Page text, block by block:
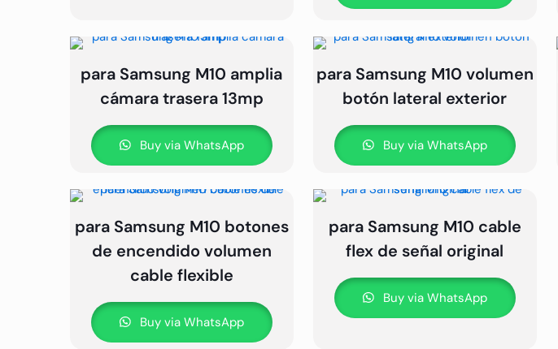
para Samsung M10 amplia
cámara trasera 13mp
Buy via WhatsApp
para Samsung M10 volumen
botón lateral exterior
Buy via WhatsApp
para Samsung M10 botones
de encendido volumen
cable flexible
Buy via WhatsApp
para Samsung M10 cable
flex de señal original
Buy via WhatsApp